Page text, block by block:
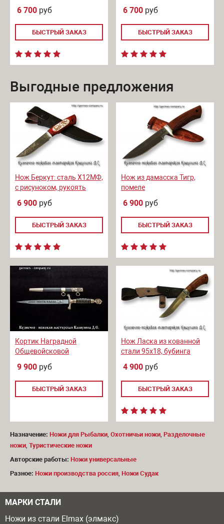
МАРКИ СТАЛИ
Ножи из стали Elmax (элмакс)
6 700 руб
БЫСТРЫЙ ЗАКАЗ
6 700 руб
БЫСТРЫЙ ЗАКАЗ
Выгодные предложения
Нож Беркут: сталь Х12МФ,
с рисуноком, рукоять
6 900 руб
БЫСТРЫЙ ЗАКАЗ
Нож из дамасска Тигр,
помеле
6 900 руб
БЫСТРЫЙ ЗАКАЗ
Кортик Наградной
Общевойсковой
9 900 руб
БЫСТРЫЙ ЗАКАЗ
Нож Ласка из кованной
стали 95х18, бубинга
4 900 руб
БЫСТРЫЙ ЗАКАЗ
Назначение: Ножи для Рыбалки Охотничьи ножи Разделочные
ножи Туристические ножи
Авторские работы: Ножи универсальные
Разное: Ножи производства россия Ножи Судак